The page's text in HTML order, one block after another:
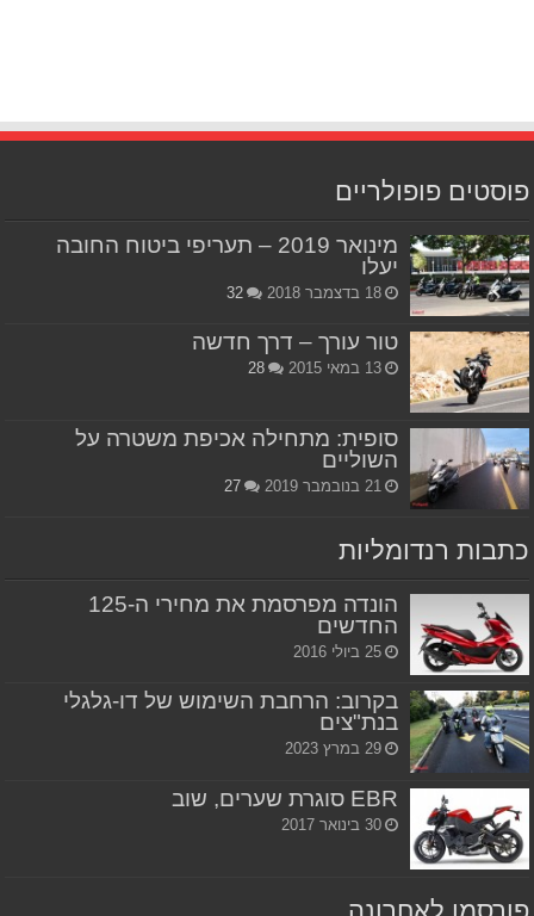
פוסטים פופולריים
מינואר 2019 – תעריפי ביטוח החובה
יעלו
18 בדצמבר 2018 32
טור עורך – דרך חדשה
13 במאי 2015 28
סופית: מתחילה אכיפת משטרה על
השוליים
21 בנובמבר 2019 27
כתבות רנדומליות
הונדה מפרסמת את מחירי ה-125
החדשים
25 ביולי 2016
בקרוב: הרחבת השימוש של דו-גלגלי
בנת"צים
29 במרץ 2023
EBR סוגרת שערים, שוב
30 בינואר 2017